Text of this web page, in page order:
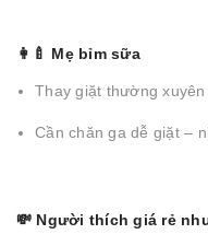
👩‍🍼 Mẹ bỉm sữa
Thay giặt thường xuyên
Cần chăn ga dễ giặt –
💸 Người thích giá rẻ